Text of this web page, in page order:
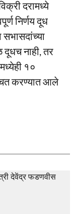
दरामध्ये
निर्णय दूध
सभासदांच्या
नाही, तर
१०
करण्यात आले